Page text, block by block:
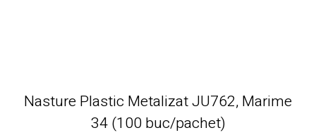
Nasture Plastic Metalizat JU762, Marime
34 (100 buc/pachet)